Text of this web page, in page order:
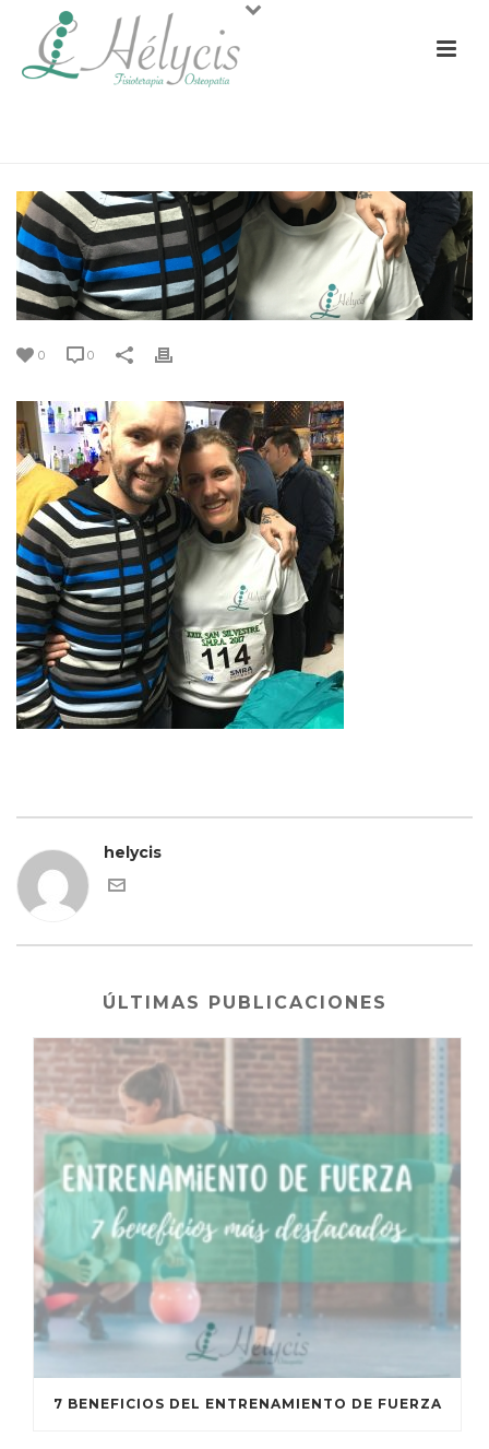
0 0
helycis
ÚLTIMAS PUBLICACIONES
7 BENEFICIOS DEL ENTRENAMIENTO DE FUERZA